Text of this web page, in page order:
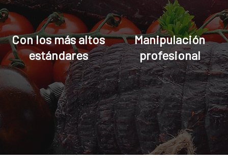
Con los más altos
estándares
Manipulación
profesional